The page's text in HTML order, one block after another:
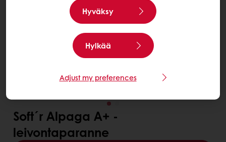
Soft´r Alpaga A+ -
leivontaparanne
Hyväksy
Hylkää
Adjust my preferences